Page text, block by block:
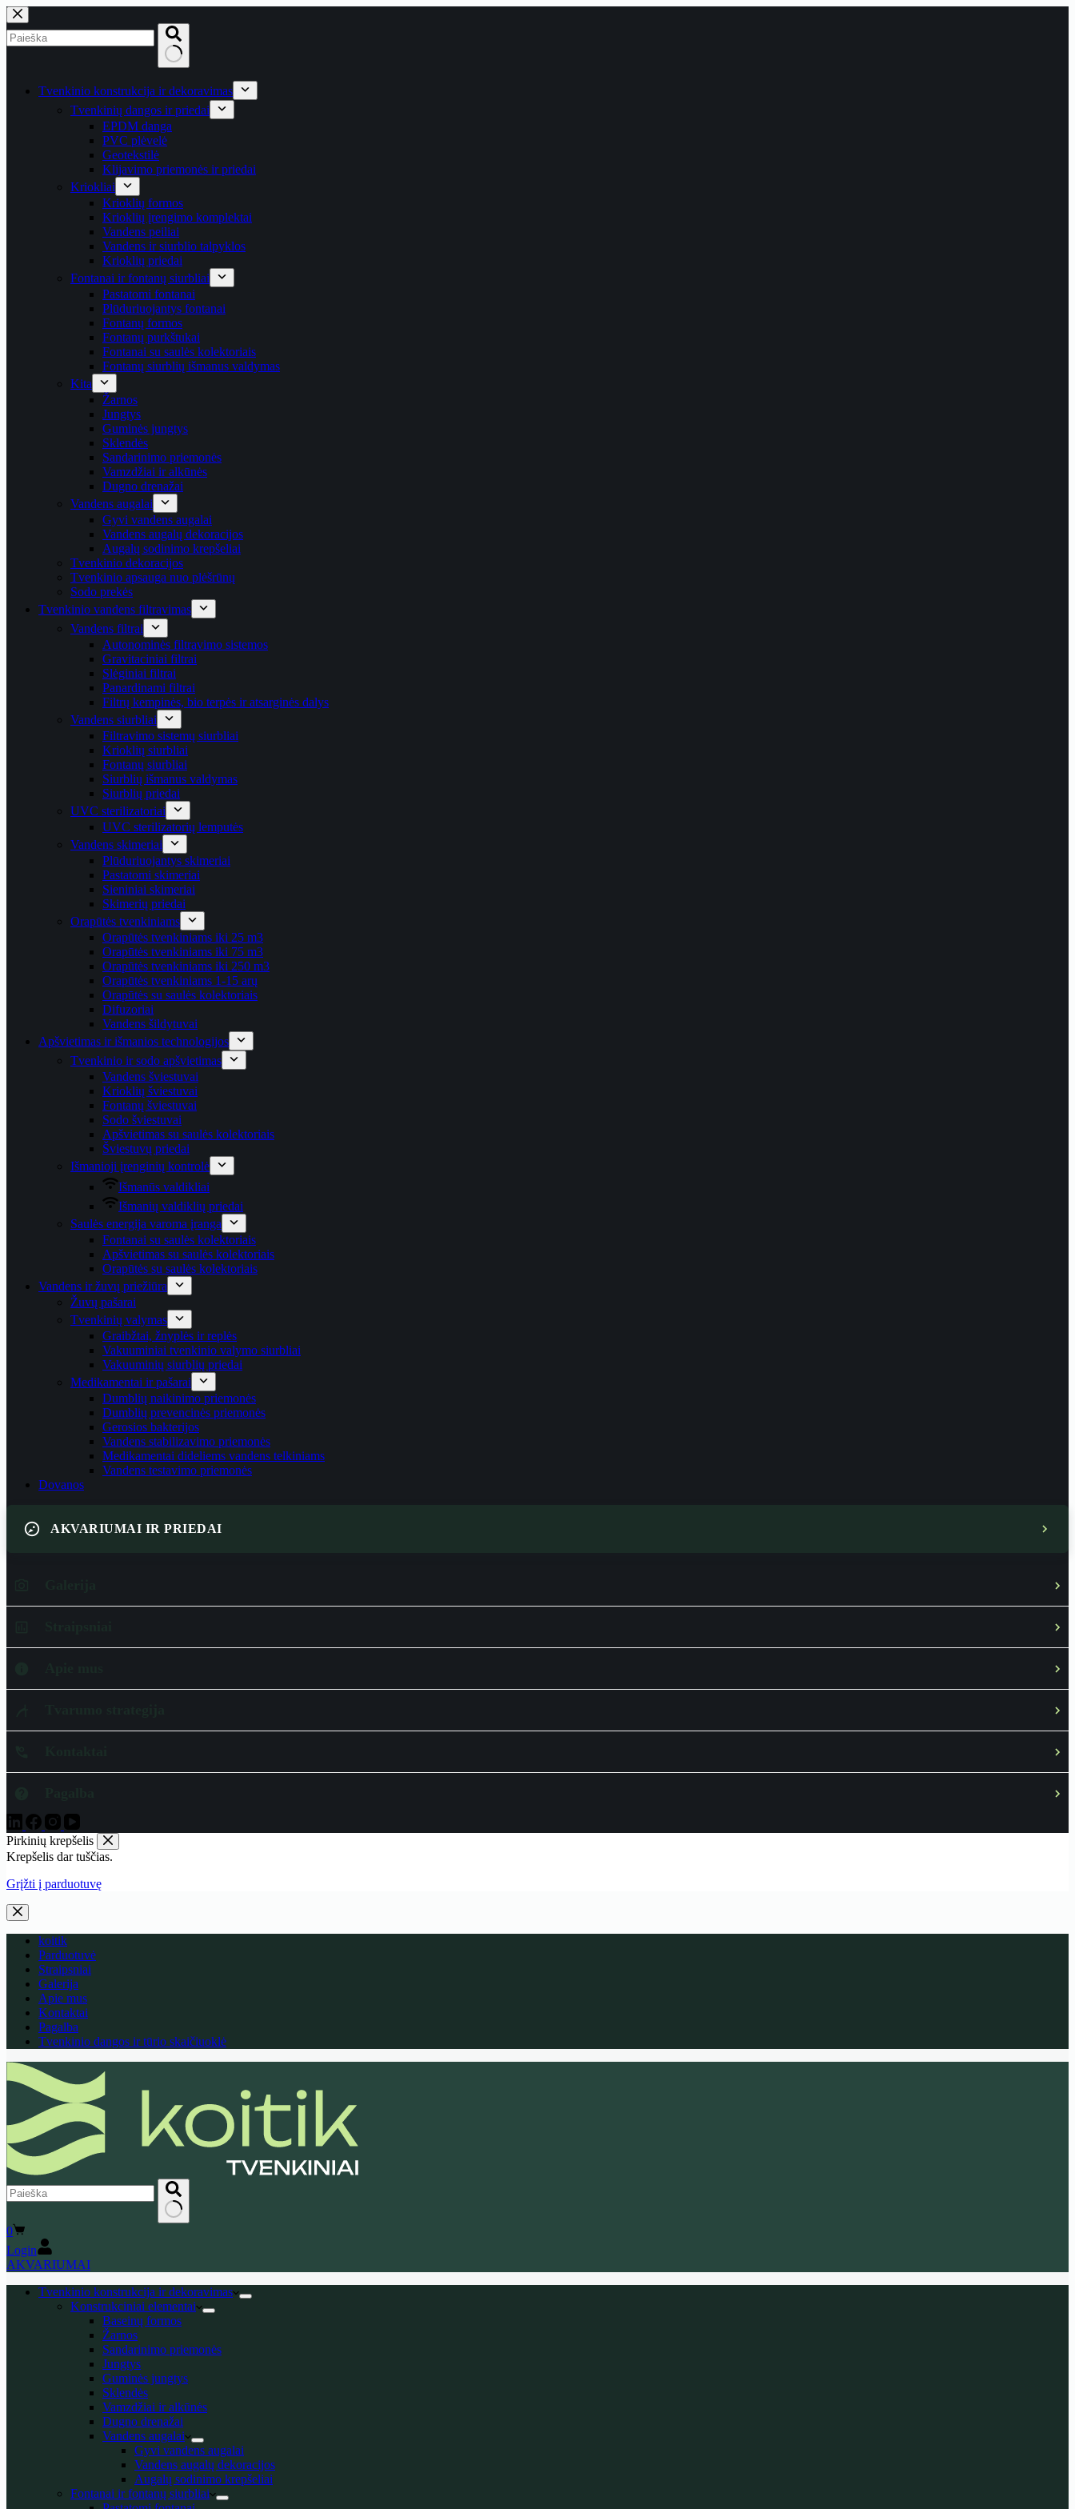
Skip
to
content
results Tvenkinio konstrukcija ir dekoravimas
Tvenkinių dangos ir priedai
EPDM danga
PVC plėvelė
Geotekstilė
Klijavimo priemonės ir priedai
Kriokliai
Krioklių formos
Krioklių įrengimo komplektai
Vandens peiliai
Vandens ir siurblio talpyklos
Krioklių priedai
Fontanai ir fontanų siurbliai
Pastatomi fontanai
Plūduriuojantys fontanai
Fontanų formos
Fontanų purkštukai
Fontanai su saulės kolektoriais
Fontanų siurblių išmanus valdymas
Kita
Žarnos
Jungtys
Guminės jungtys
Sklendės
Sandarinimo priemonės
Vamzdžiai ir alkūnės
Dugno drenažai
Vandens augalai
Gyvi vandens augalai
Vandens augalų dekoracijos
Augalų sodinimo krepšeliai
Tvenkinio dekoracijos
Tvenkinio apsauga nuo plėšrūnų
Sodo prekės
Tvenkinio vandens filtravimas
Vandens filtrai
Autonominės filtravimo sistemos
Gravitaciniai filtrai
Slėginiai filtrai
Panardinami filtrai
Filtrų kempinės, bio terpės ir atsarginės dalys
Vandens siurbliai
Filtravimo sistemų siurbliai
Krioklių siurbliai
Fontanų siurbliai
Siurblių išmanus valdymas
Siurblių priedai
UVC sterilizatoriai
UVC sterilizatorių lemputės
Vandens skimeriai
Plūduriuojantys skimeriai
Pastatomi skimeriai
Sieniniai skimeriai
Skimerių priedai
Orapūtės tvenkiniams
Orapūtės tvenkiniams iki 25 m3
Orapūtės tvenkiniams iki 75 m3
Orapūtės tvenkiniams iki 250 m3
Orapūtės tvenkiniams 1-15 arų
Orapūtės su saulės kolektoriais
Difuzoriai
Vandens šildytuvai
Apšvietimas ir išmanios technologijos
Tvenkinio ir sodo apšvietimas
Vandens šviestuvai
Krioklių šviestuvai
Fontanų šviestuvai
Sodo šviestuvai
Apšvietimas su saulės kolektoriais
Šviestuvų priedai
Išmanioji įrenginių kontrolė
Išmanūs valdikliai
Išmanių valdiklių priedai
Saulės energija varoma įranga
Fontanai su saulės kolektoriais
Apšvietimas su saulės kolektoriais
Orapūtės su saulės kolektoriais
Vandens ir žuvų priežiūra
Žuvų pašarai
Tvenkinių valymas
Graibžtai, žnyplės ir replės
Vakuuminiai tvenkinio valymo siurbliai
Vakuuminių siurblių priedai
Medikamentai ir pašarai
Dumblių naikinimo priemonės
Dumblių prevencinės priemonės
Gerosios bakterijos
Vandens stabilizavimo priemonės
Medikamentai dideliems vandens telkiniams
Vandens testavimo priemonės
Dovanos
AKVARIUMAI IR PRIEDAI
Pirkinių krepšelis
Krepšelis dar tuščias.
Grįžti į parduotuvę
koitik
Parduotuvė
Straipsniai
Galerija
Apie mus
Kontaktai
Pagalba
Tvenkinio dangos ir tūrio skaičiuoklė
No
results
Shopping
cart
0
Login
AKVARIUMAI
Tvenkinio konstrukcija ir dekoravimas
Konstrukciniai elementai
Baseinų formos
Žarnos
Sandarinimo priemonės
Jungtys
Guminės jungtys
Sklendės
Vamzdžiai ir alkūnės
Dugno drenažai
Vandens augalai
Gyvi vandens augalai
Vandens augalų dekoracijos
Augalų sodinimo krepšeliai
Fontanai ir fontanų siurbliai